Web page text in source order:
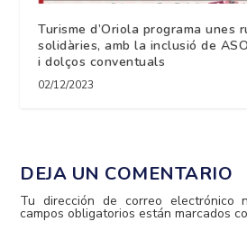
Turisme d’Oriola programa unes
solidàries, amb la inclusió de
i dolços conventuals
02/12/2023
DEJA UN COMENTARIO
Tu dirección de correo electrónico
campos obligatorios están marcados